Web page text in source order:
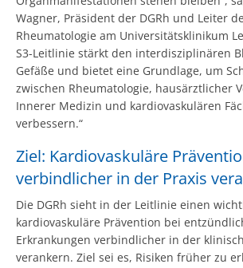
Wagner, Präsident der DGRh und Leiter
Rheumatologie am Universitätsklinikum
S3-Leitlinie stärkt den interdisziplinären
Gefäße und bietet eine Grundlage, um
zwischen Rheumatologie, hausärztlicher
Innerer Medizin und kardiovaskulären
verbessern.“
Ziel: Kardiovaskuläre
verbindlicher in der Praxis
Die DGRh sieht in der Leitlinie einen
kardiovaskuläre Prävention bei
Erkrankungen verbindlicher in der
verankern. Ziel sei es, Risiken früher zu